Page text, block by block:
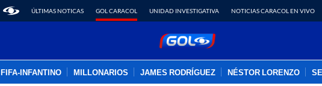
ÚLTIMAS NOTICAS GOL CARACOL UNIDAD INVESTIGATIVA NOTICIAS CARACOL EN VIVO
FIFA-INFANTINO MILLONARIOS JAMES RODRÍGUEZ NÉSTOR LORENZO